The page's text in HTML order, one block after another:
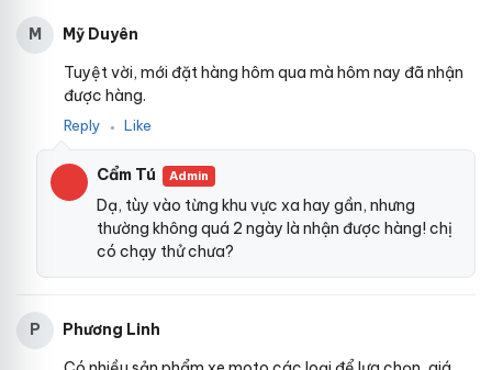
M
Mỹ Duyên
Tuyệt vời, mới đặt hàng hôm qua mà hôm nay đã nhận
được hàng.
Reply ● Like
Cẩm Tú Admin
Dạ, tùy vào từng khu vực xa hay gần, nhưng
thường không quá 2 ngày là nhận được hàng! chị
có chạy thử chưa?
P
Phương Linh